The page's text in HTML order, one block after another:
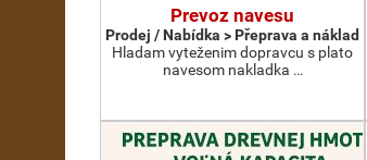
Prevoz navesu
Prodej / Nabídka > Přeprava a náklad
Hladam vyteženim dopravcu s plato
navesom nakladka …